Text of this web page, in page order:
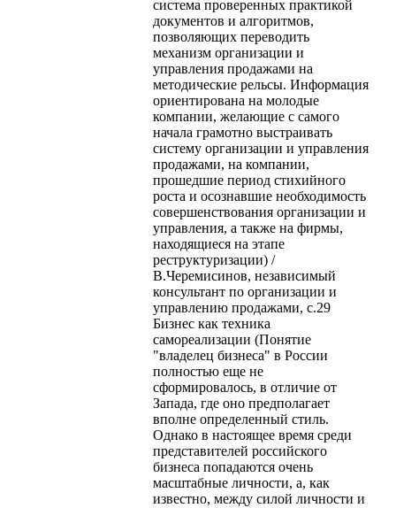
система проверенных практикой
документов и алгоритмов,
позволяющих переводить
механизм организации и
управления продажами на
методические рельсы. Информация
ориентирована на молодые
компании, желающие с самого
начала грамотно выстраивать
систему организации и управления
продажами, на компании,
прошедшие период стихийного
роста и осознавшие необходимость
совершенствования организации и
управления, а также на фирмы,
находящиеся на этапе
реструктуризации) /
В.Черемисинов, независимый
консультант по организации и
управлению продажами, с.29
Бизнес как техника
самореализации (Понятие
"владелец бизнеса" в России
полностью еще не
сформировалось, в отличие от
Запада, где оно предполагает
вполне определенный стиль.
Однако в настоящее время среди
представителей российского
бизнеса попадаются очень
масштабные личности, а, как
известно, между силой личности и